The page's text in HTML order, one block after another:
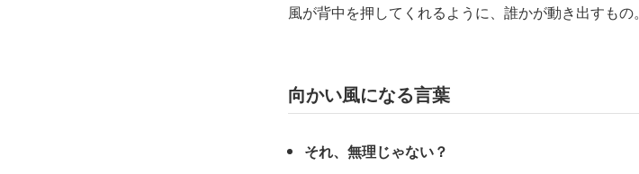
風が背中を押してくれるように、誰かが動き出すもの。
向かい風になる言葉
それ、無理じゃない？